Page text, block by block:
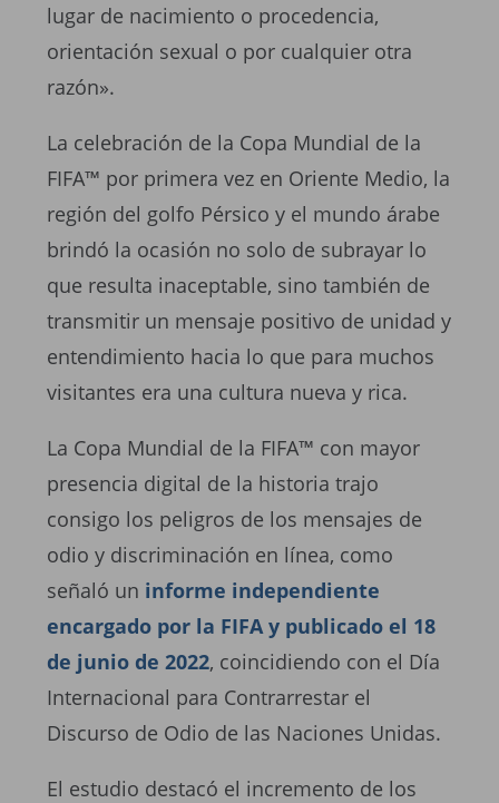
lugar de nacimiento o procedencia,
orientación sexual o por cualquier otra
razón».
La celebración de la Copa Mundial de la
FIFA™ por primera vez en Oriente Medio, la
región del golfo Pérsico y el mundo árabe
brindó la ocasión no solo de subrayar lo
que resulta inaceptable, sino también de
transmitir un mensaje positivo de unidad y
entendimiento hacia lo que para muchos
visitantes era una cultura nueva y rica.
La Copa Mundial de la FIFA™ con mayor
presencia digital de la historia trajo
consigo los peligros de los mensajes de
odio y discriminación en línea, como
señaló un informe independiente
encargado por la FIFA y publicado el 18
de junio de 2022, coincidiendo con el Día
Internacional para Contrarrestar el
Discurso de Odio de las Naciones Unidas.
El estudio destacó el incremento de los